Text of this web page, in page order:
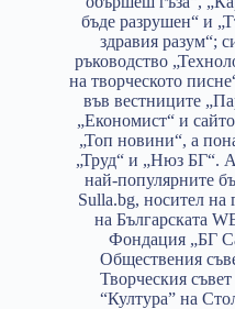
бъде разрушен“ и
здравия разум“;
ръководство
на творческото
във вестниците
„Економист“ и
„Топ новини“, а
„Труд“ и „Нюз БГ“.
най-популярните
Sulla.bg, носител на
на Българската
Фондация „БГ
Обществения
Творческия
“Култура” на